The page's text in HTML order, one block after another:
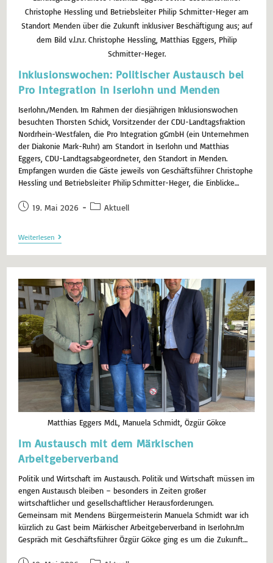
Christophe Hessling und Betriebsleiter Philip Schmitter-Heger am
Standort Menden über die Zukunft inklusiver Beschäftigung aus; auf
dem Bild v.l.n.r. Christophe Hessling, Matthias Eggers, Philip
Schmitter-Heger.
Inklusionswochen: Politischer Austausch bei
Pro Integration in Iserlohn und Menden
Iserlohn./Menden. Im Rahmen der diesjährigen Inklusionswochen
besuchten Thorsten Schick, Vorsitzender der CDU-Landtagsfraktion
Nordrhein-Westfalen, die Pro Integration gGmbH (ein Unternehmen
der Diakonie Mark-Ruhr) am Standort in Iserlohn und Matthias
Eggers, CDU-Landtagsabgeordneter, den Standort in Menden.
Empfangen wurden die Gäste jeweils von Geschäftsführer Christophe
Hessling und Betriebsleiter Philip Schmitter-Heger, die Einblicke…
19. Mai 2026 Aktuell
Weiterlesen
Matthias Eggers MdL, Manuela Schmidt, Özgür Gökce
Im Austausch mit dem Märkischen
Arbeitgeberverband
Politik und Wirtschaft im Austausch. Politik und Wirtschaft müssen im
engen Austausch bleiben – besonders in Zeiten großer
wirtschaftlicher und gesellschaftlicher Herausforderungen.
Gemeinsam mit Mendens Bürgermeisterin Manuela Schmidt war ich
kürzlich zu Gast beim Märkischer Arbeitgeberverband in Iserlohn.Im
Gespräch mit Geschäftsführer Özgür Gökce ging es um die Zukunft…